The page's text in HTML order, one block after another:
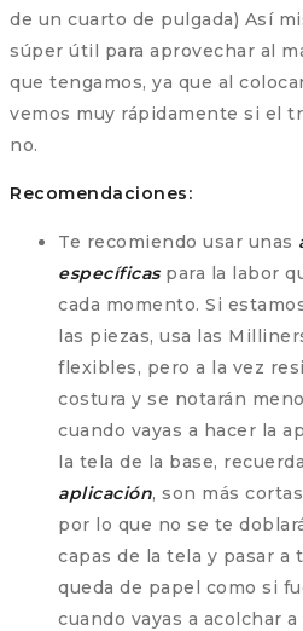
de un cuarto de pulgada) Así
súper útil para aprovechar al
que tengamos, ya que al
vemos muy rápidamente si el
no.
Recomendaciones:
Te recomiendo usar unas
específicaspara la labor
cada momento. Si
las piezas, usa las
flexibles, pero a la vez
costura y se notarán
cuando vayas a hacer la
la tela de la base,
aplicación, son más
por lo que no se te
capas de la tela y pasar a
queda de papel como si
cuando vayas a acolchar